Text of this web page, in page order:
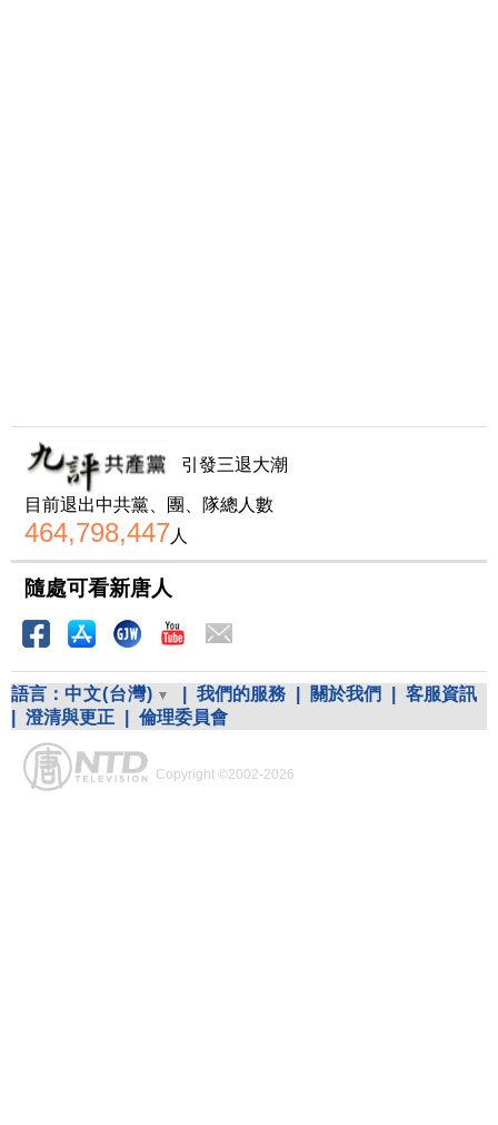
引發三退大潮
目前退出中共黨、團、隊總人數
464,798,447人
隨處可看新唐人
語言： 中文(台灣) 我們的服務 關於我們
客服資訊
澄清與更正 倫理委員會
Copyright ©2002-2026